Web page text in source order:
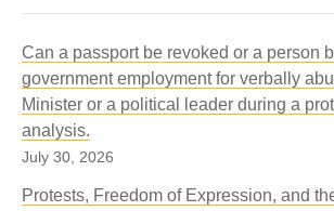
Can a passport be revoked or a person
government employment for verbally
Minister or a political leader during a
analysis.
July 30, 2026
Protests, Freedom of Expression, and